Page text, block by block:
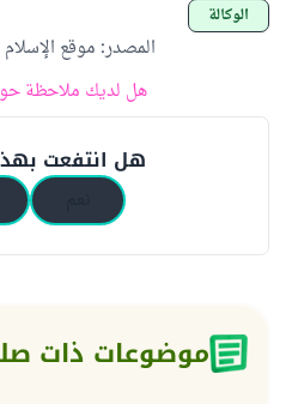
الوكالة
المصدر: موقع
هل لديك ملاحظة
هل انتفعت
موضوعات ذات